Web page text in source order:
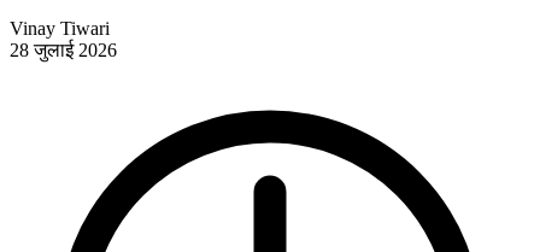
Vinay Tiwari
28 जुलाई 2026